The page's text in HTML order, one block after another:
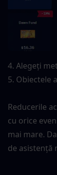
4. Alegeți
5. Obiectele
Reducerile
cu orice
mai mare.
de asistență